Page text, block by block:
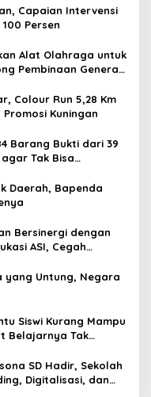
Capaian Intervensi
Persen
Alat Olahraga untuk
Pembinaan Generasi
Colour Run 5,28 Km
Kuningan
Barang Bukti dari 39
Tak Bisa
Daerah, Bapenda
Bersinergi dengan
ASI, Cegah
yang Untung, Negara
Siswi Kurang Mampu
Belajarnya Tak
SD Hadir, Sekolah
Digitalisasi, dan